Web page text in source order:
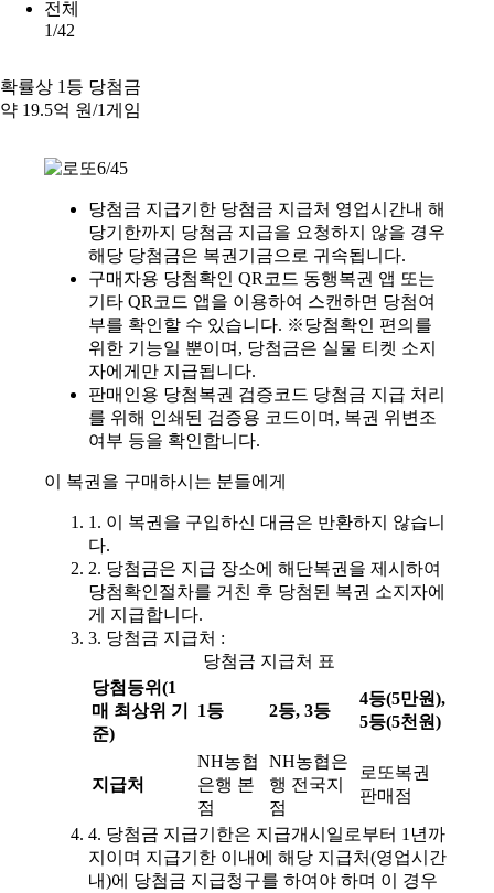
전체
1/42
확률상 1등 당첨금
약 19.5억 원/1게임
당첨금 지급기한 당첨금 지급처 영업시간내 해
당기한까지 당첨금 지급을 요청하지 않을 경우
해당 당첨금은 복권기금으로 귀속됩니다.
구매자용 당첨확인 QR코드 동행복권 앱 또는
기타 QR코드 앱을 이용하여 스캔하면 당첨여
부를 확인할 수 있습니다. ※당첨확인 편의를
위한 기능일 뿐이며, 당첨금은 실물 티켓 소지
자에게만 지급됩니다.
판매인용 당첨복권 검증코드 당첨금 지급 처리
를 위해 인쇄된 검증용 코드이며, 복권 위변조
여부 등을 확인합니다.
이 복권을 구매하시는 분들에게
1. 이 복권을 구입하신 대금은 반환하지 않습니
다.
2. 당첨금은 지급 장소에 해단복권을 제시하여
당첨확인절차를 거친 후 당첨된 복권 소지자에
게 지급합니다.
3. 당첨금 지급처 :
당첨금 지급처 표
당첨등위(1
매 최상위 기
준)
1등 2등, 3등
4등(5만원),
5등(5천원)
지급처
NH농협
은행 본
점
NH농협은
행 전국지
점
로또복권
판매점
4. 당첨금 지급기한은 지급개시일로부터 1년까
지이며 지급기한 이내에 해당 지급처(영업시간
내)에 당첨금 지급청구를 하여야 하며 이 경우